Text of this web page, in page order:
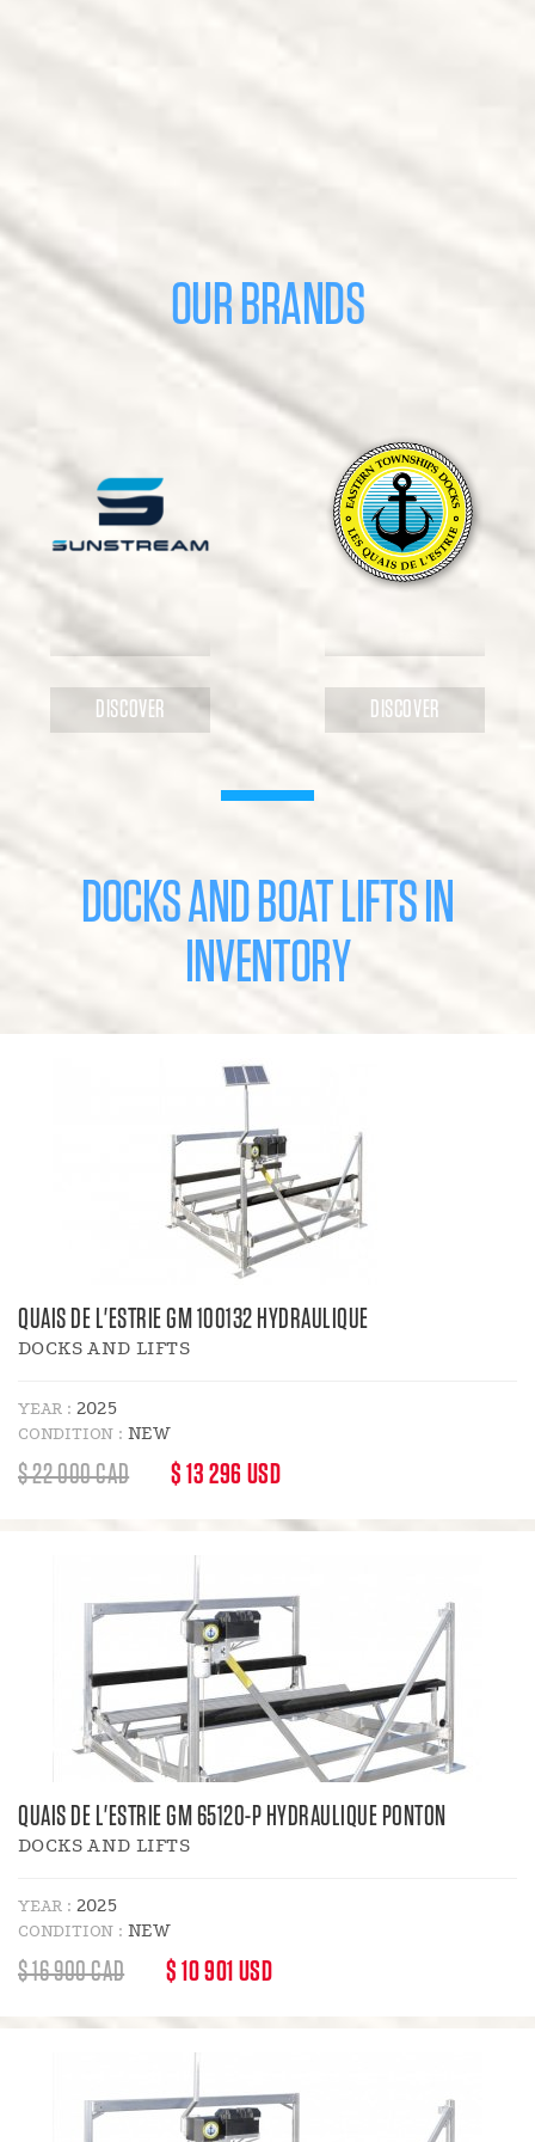
OUR BRANDS
DISCOVER DISCOVER
DOCKS AND BOAT LIFTS IN
INVENTORY
QUAIS DE L'ESTRIE GM 100132 HYDRAULIQUE
DOCKS AND LIFTS
YEAR : 2025
CONDITION : NEW
REGULAR
$ 22 000 CAD
DISCOUNT
$ 13 296 USD
QUAIS DE L'ESTRIE GM 65120-P HYDRAULIQUE PONTON
DOCKS AND LIFTS
YEAR : 2025
CONDITION : NEW
REGULAR
PRICE
$ 16 900 CAD
DISCOUNT
PRICE
$ 10 901 USD